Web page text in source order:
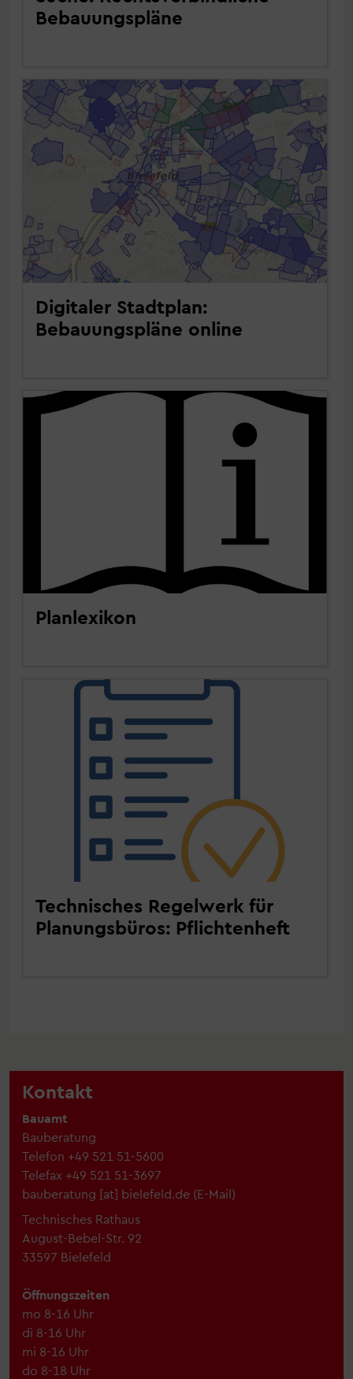
Bebauungspläne
Digitaler Stadtplan:
Bebauungspläne online
Planlexikon
Technisches Regelwerk für
Planungsbüros: Pflichtenheft
Kontakt
Bauamt
Bauberatung
Telefon +49 521 51-5600
Telefax +49 521 51-3697
bauberatung [at] bielefeld.de (E-Mail)
Technisches Rathaus
August-Bebel-Str. 92
33597 Bielefeld
Öffnungszeiten
mo 8-16 Uhr
di 8-16 Uhr
mi 8-16 Uhr
do 8-18 Uhr